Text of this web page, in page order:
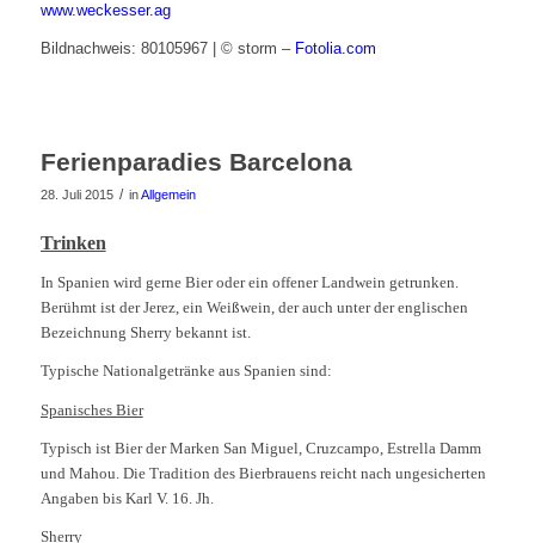
www.weckesser.ag
Bildnachweis: 80105967 | © storm – Fotolia.com
Ferienparadies Barcelona
28. Juli 2015 / inAllgemein
Trinken
In Spanien wird gerne Bier oder ein offener Landwein getrunken.
Berühmt ist der Jerez, ein Weißwein, der auch unter der englischen
Bezeichnung Sherry bekannt ist.
Typische Nationalgetränke aus Spanien sind:
Spanisches Bier
Typisch ist Bier der Marken San Miguel, Cruzcampo, Estrella Damm
und Mahou. Die Tradition des Bierbrauens reicht nach ungesicherten
Angaben bis Karl V. 16. Jh.
Sherry